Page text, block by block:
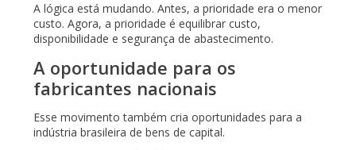
A lógica está mudando. Antes, a prioridade era o menor
custo. Agora, a prioridade é equilibrar custo,
disponibilidade e segurança de abastecimento.
A oportunidade para os
fabricantes nacionais
Esse movimento também cria oportunidades para a
indústria brasileira de bens de capital.